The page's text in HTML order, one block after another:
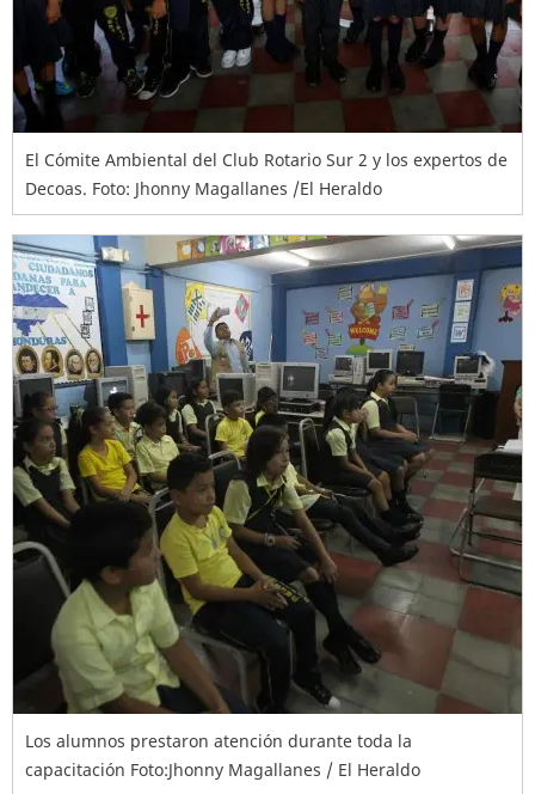
El Cómite Ambiental del Club Rotario Sur 2 y los expertos de
Decoas. Foto: Jhonny Magallanes /El Heraldo
Los alumnos prestaron atención durante toda la
capacitación Foto:Jhonny Magallanes / El Heraldo